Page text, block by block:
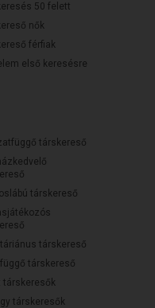
50 felett
nők
férfiak
első keresésre
társkereső
társkereső
társkereső
társkereső
társkeresők
társkeresők